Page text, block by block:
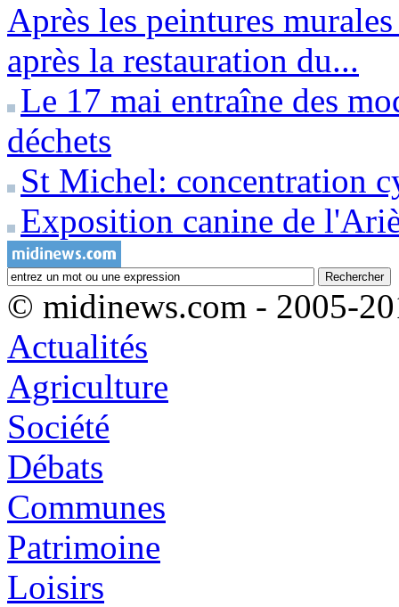
Après les peintures
après la restauration du...
Le 17 mai entraîne des
déchets
St Michel: concentration
Exposition canine de
© midinews.com - 2005-
Actualités
Agriculture
Société
Débats
Communes
Patrimoine
Loisirs